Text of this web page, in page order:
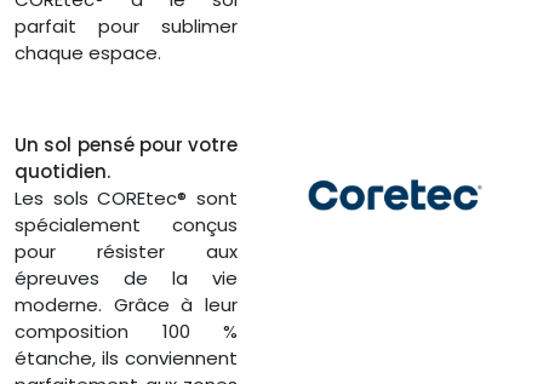
parfait pour sublimer
chaque espace.
Un sol pensé pour votre
quotidien.
Les sols COREtec® sont
spécialement conçus
pour résister aux
épreuves de la vie
moderne. Grâce à leur
composition 100 %
étanche, ils conviennent